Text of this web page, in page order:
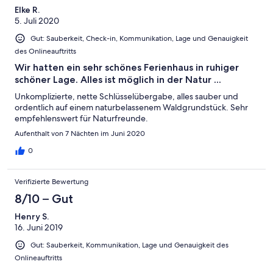
Elke R.
5. Juli 2020
Gut: Sauberkeit, Check-in, Kommunikation, Lage und Genauigkeit
des Onlineauftritts
Wir hatten ein sehr schönes Ferienhaus in ruhiger
schöner Lage. Alles ist möglich in der Natur ...
Unkomplizierte, nette Schlüsselübergabe, alles sauber und
ordentlich auf einem naturbelassenem Waldgrundstück. Sehr
empfehlenswert für Naturfreunde.
Aufenthalt von 7 Nächten im Juni 2020
0
Verifizierte Bewertung
8/10 – Gut
Henry S.
16. Juni 2019
Gut: Sauberkeit, Kommunikation, Lage und Genauigkeit des
Onlineauftritts